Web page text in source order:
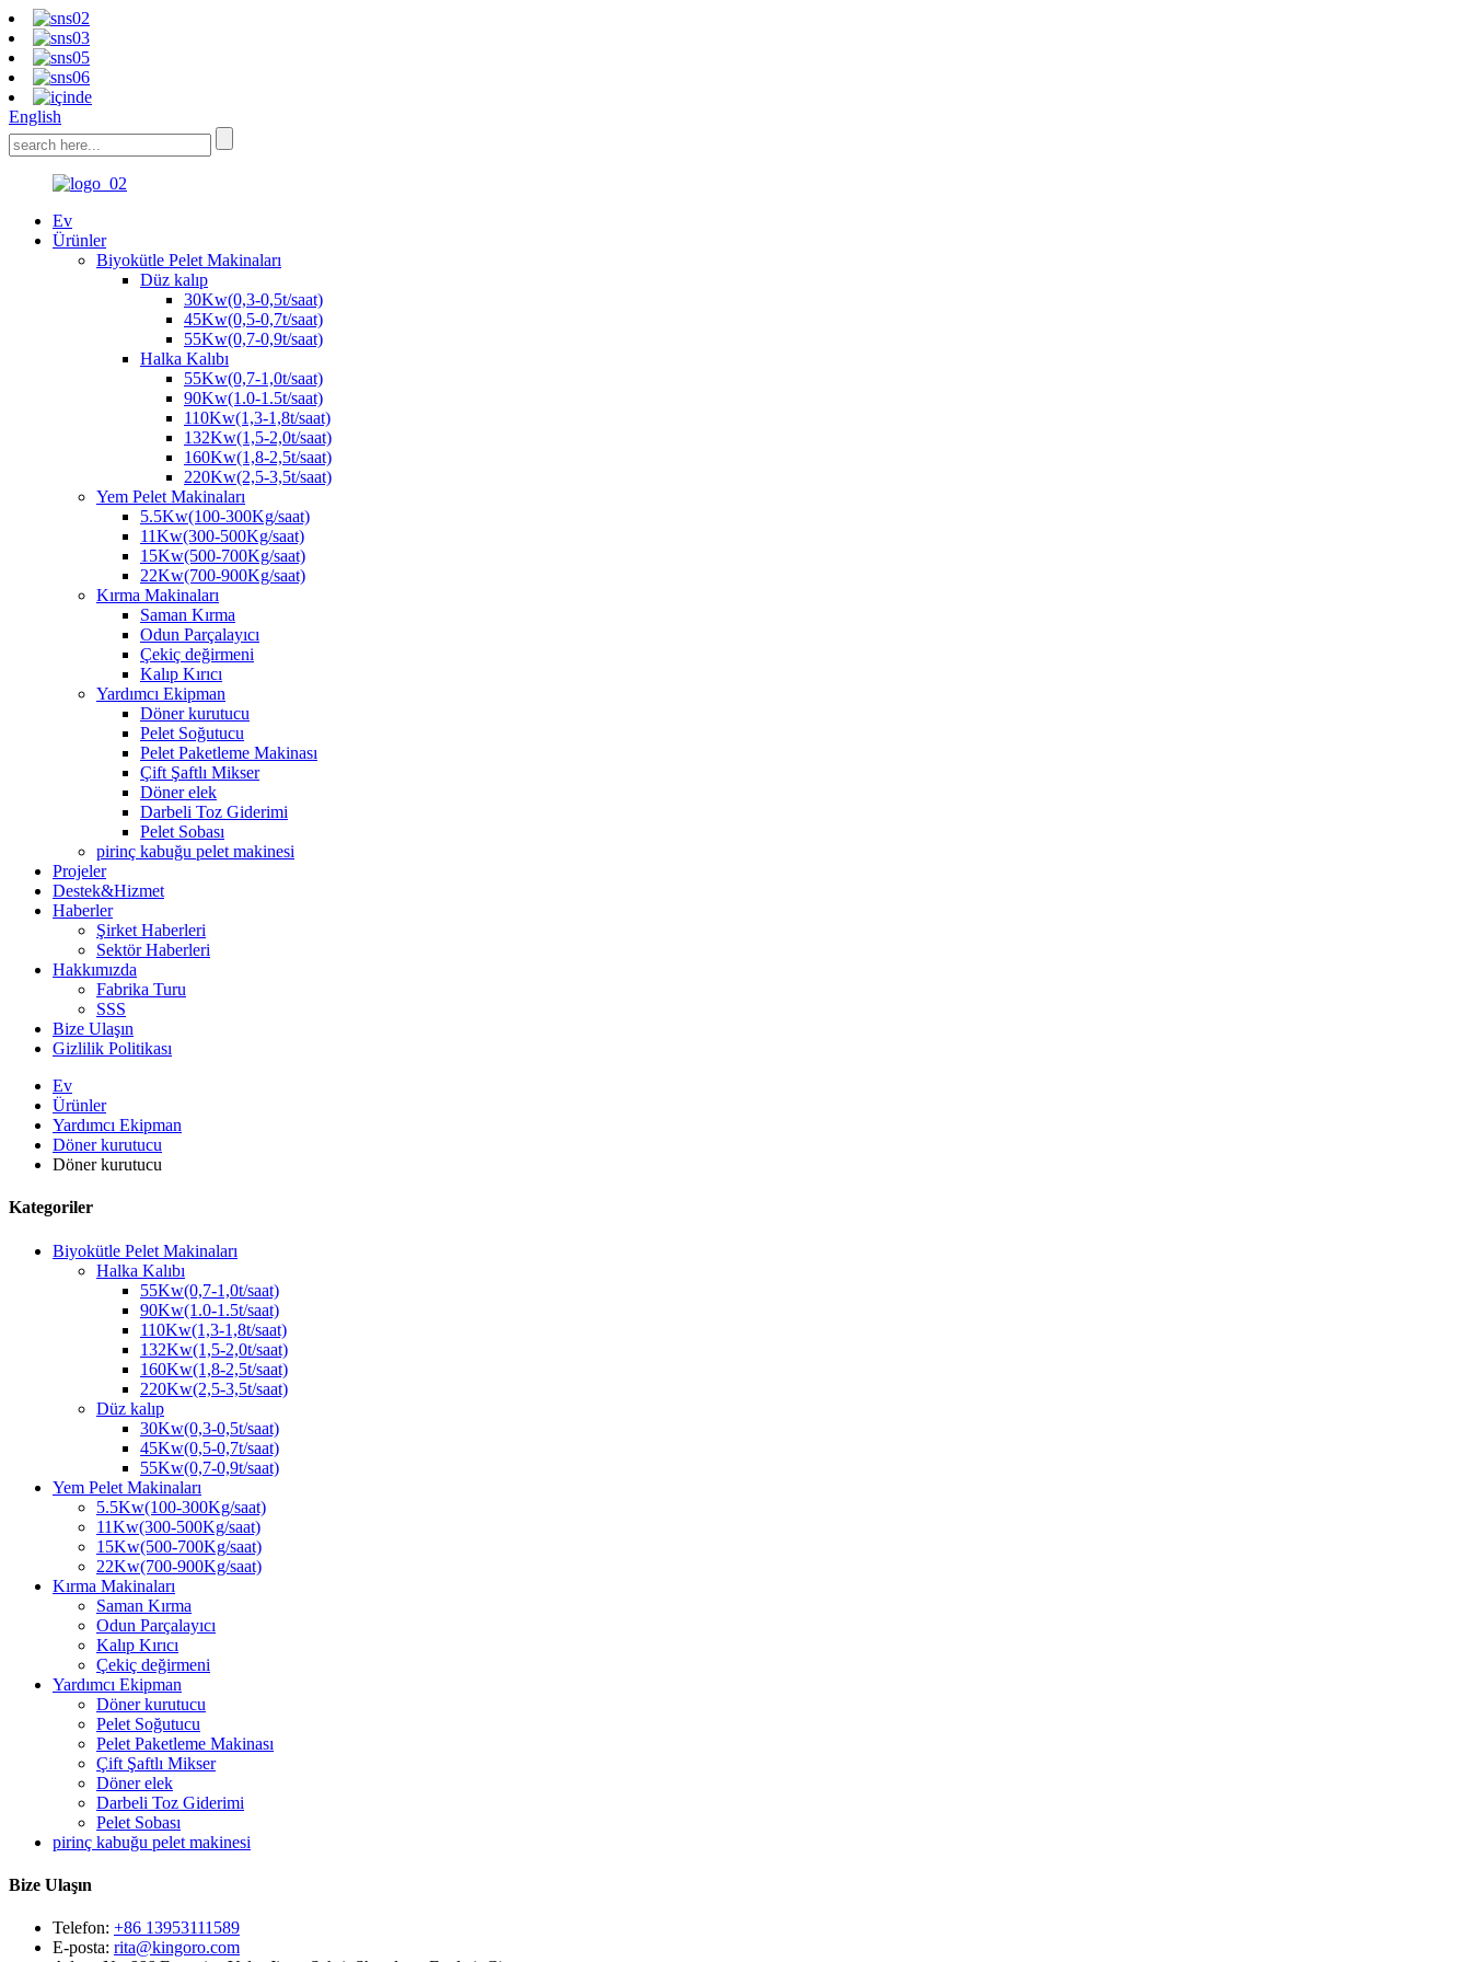
English
Ev
Ürünler
Biyokütle Pelet Makinaları
Düz kalıp
30Kw(0,3-0,5t/saat)
45Kw(0,5-0,7t/saat)
55Kw(0,7-0,9t/saat)
Halka Kalıbı
55Kw(0,7-1,0t/saat)
90Kw(1.0-1.5t/saat)
110Kw(1,3-1,8t/saat)
132Kw(1,5-2,0t/saat)
160Kw(1,8-2,5t/saat)
220Kw(2,5-3,5t/saat)
Yem Pelet Makinaları
5.5Kw(100-300Kg/saat)
11Kw(300-500Kg/saat)
15Kw(500-700Kg/saat)
22Kw(700-900Kg/saat)
Kırma Makinaları
Saman Kırma
Odun Parçalayıcı
Çekiç değirmeni
Kalıp Kırıcı
Yardımcı Ekipman
Döner kurutucu
Pelet Soğutucu
Pelet Paketleme Makinası
Çift Şaftlı Mikser
Döner elek
Darbeli Toz Giderimi
Pelet Sobası
pirinç kabuğu pelet makinesi
Projeler
Destek&Hizmet
Haberler
Şirket Haberleri
Sektör Haberleri
Hakkımızda
Fabrika Turu
SSS
Bize Ulaşın
Gizlilik Politikası
Ev
Ürünler
Yardımcı Ekipman
Döner kurutucu
Döner kurutucu
Kategoriler
Biyokütle Pelet Makinaları
Halka Kalıbı
55Kw(0,7-1,0t/saat)
90Kw(1.0-1.5t/saat)
110Kw(1,3-1,8t/saat)
132Kw(1,5-2,0t/saat)
160Kw(1,8-2,5t/saat)
220Kw(2,5-3,5t/saat)
Düz kalıp
30Kw(0,3-0,5t/saat)
45Kw(0,5-0,7t/saat)
55Kw(0,7-0,9t/saat)
Yem Pelet Makinaları
5.5Kw(100-300Kg/saat)
11Kw(300-500Kg/saat)
15Kw(500-700Kg/saat)
22Kw(700-900Kg/saat)
Kırma Makinaları
Saman Kırma
Odun Parçalayıcı
Kalıp Kırıcı
Çekiç değirmeni
Yardımcı Ekipman
Döner kurutucu
Pelet Soğutucu
Pelet Paketleme Makinası
Çift Şaftlı Mikser
Döner elek
Darbeli Toz Giderimi
Pelet Sobası
pirinç kabuğu pelet makinesi
Bize Ulaşın
Telefon: +86 13953111589
E-posta: rita@kingoro.com